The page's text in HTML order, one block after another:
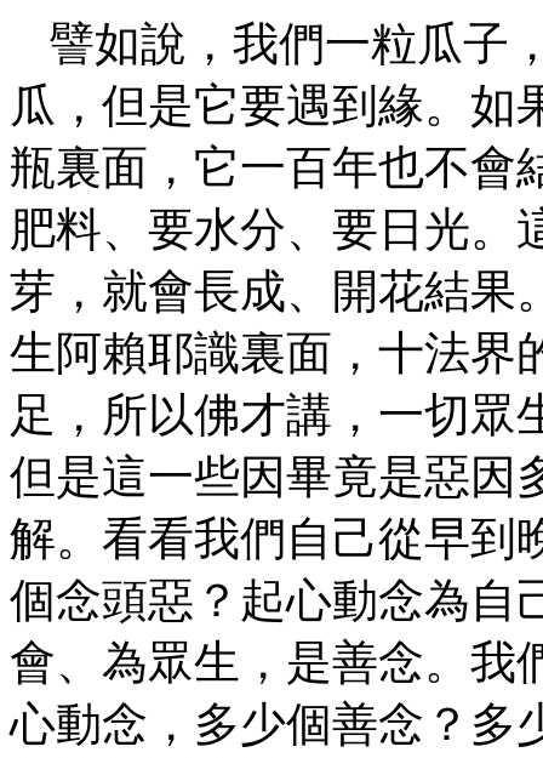
譬如說，我們一粒瓜子
瓜，但是它要遇到緣。如
瓶裏面，它一百年也不會
肥料、要水分、要日光。
芽，就會長成、開花結果
生阿賴耶識裏面，十法界
足，所以佛才講，一切眾
但是這一些因畢竟是惡因
解。看看我們自己從早到
個念頭惡？起心動念為自
會、為眾生，是善念。我
心動念，多少個善念？多